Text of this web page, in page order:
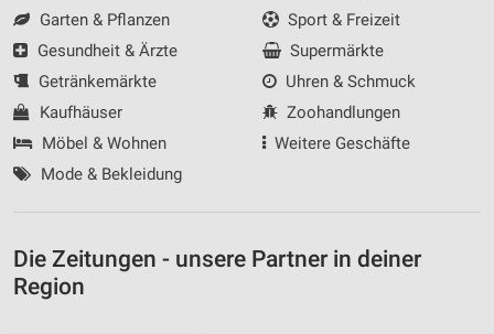
Garten & Pflanzen
Gesundheit & Ärzte
Getränkemärkte
Kaufhäuser
Möbel & Wohnen
Mode & Bekleidung
Sport & Freizeit
Supermärkte
Uhren & Schmuck
Zoohandlungen
Weitere Geschäfte
Die Zeitungen - unsere Partner in deiner
Region